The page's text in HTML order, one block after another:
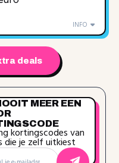
INFO
deals
MEER EEN
kortingscodes van
die je zelf uitkiest